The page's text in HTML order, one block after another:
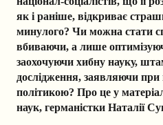
як і раніше, відкриває
минулого? Чи можна стати
вбиваючи, а лише
заохочуючи хибну науку,
дослідження, заявляючи
політикою? Про це у
наук, германістки Наталії